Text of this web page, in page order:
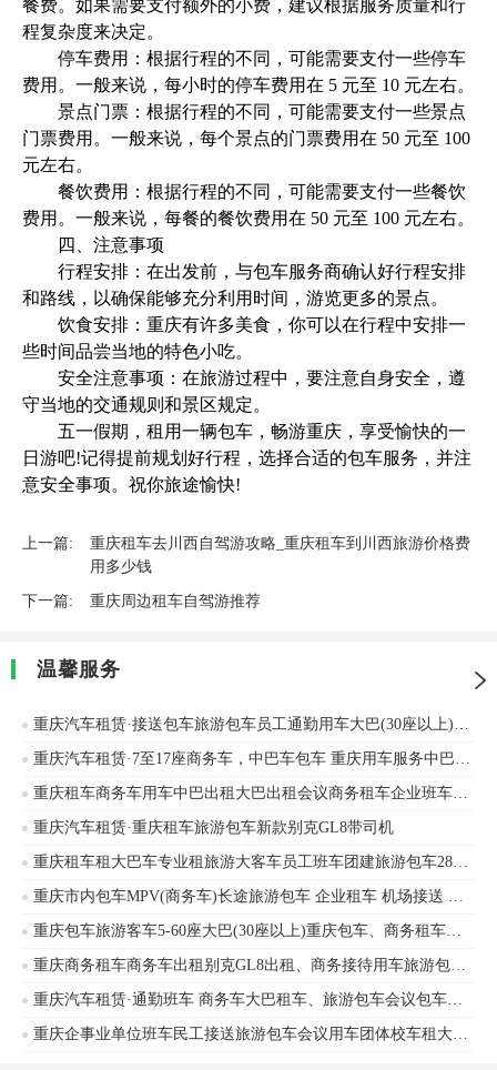
餐费。如果需要支付额外的小费，建议根据服务质量和行
程复杂度来决定。
停车费用：根据行程的不同，可能需要支付一些停车
费用。一般来说，每小时的停车费用在 5 元至 10 元左右。
景点门票：根据行程的不同，可能需要支付一些景点
门票费用。一般来说，每个景点的门票费用在 50 元至 100
元左右。
餐饮费用：根据行程的不同，可能需要支付一些餐饮
费用。一般来说，每餐的餐饮费用在 50 元至 100 元左右。
四、注意事项
行程安排：在出发前，与包车服务商确认好行程安排
和路线，以确保能够充分利用时间，游览更多的景点。
饮食安排：重庆有许多美食，你可以在行程中安排一
些时间品尝当地的特色小吃。
安全注意事项：在旅游过程中，要注意自身安全，遵
守当地的交通规则和景区规定。
五一假期，租用一辆包车，畅游重庆，享受愉快的一
日游吧!记得提前规划好行程，选择合适的包车服务，并注
意安全事项。祝你旅途愉快!
上一篇:
重庆租车去川西自驾游攻略_重庆租车到川西旅游价格费
用多少钱
下一篇: 重庆周边租车自驾游推荐
温馨服务
重庆汽车租赁·接送包车旅游包车员工通勤用车大巴(30座以上)专业15至55座大巴中巴
重庆汽车租赁·7至17座商务车，中巴车包车 重庆用车服务中巴车旅游包车商务用车
重庆租车商务车用车中巴出租大巴出租会议商务租车企业班车旅游包车
重庆汽车租赁·重庆租车旅游包车新款别克GL8带司机
重庆租车租大巴车专业租旅游大客车员工班车团建旅游包车28座50座57座
重庆市内包车MPV(商务车)长途旅游包车 企业租车 机场接送 企业班车 带司机别克GL8出租
重庆包车旅游客车5-60座大巴(30座以上)重庆包车、商务租车、中巴考斯特、婚庆租车、旅游包车、单位班车安凯客车、海格客车等
重庆商务租车商务车出租别克GL8出租、商务接待用车旅游包车接送机
重庆汽车租赁·通勤班车 商务车大巴租车、旅游包车会议包车团体用车接送机
重庆企事业单位班车民工接送旅游包车会议用车团体校车租大中巴接送机